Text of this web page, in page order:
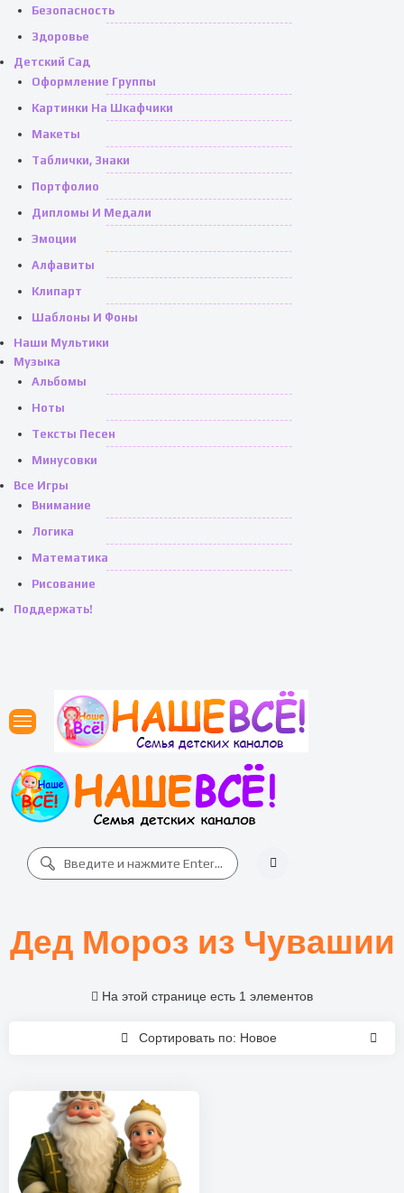
Безопасность
Здоровье
Детский Сад
Оформление Группы
Картинки На Шкафчики
Макеты
Таблички, Знаки
Портфолио
Дипломы И Медали
Эмоции
Алфавиты
Клипарт
Шаблоны И Фоны
Наши Мультики
Музыка
Альбомы
Ноты
Тексты Песен
Минусовки
Все Игры
Внимание
Логика
Математика
Рисование
Поддержать!
Дед Мороз из Чувашии
Сортировать по: Новое
На этой странице есть 1 элементов